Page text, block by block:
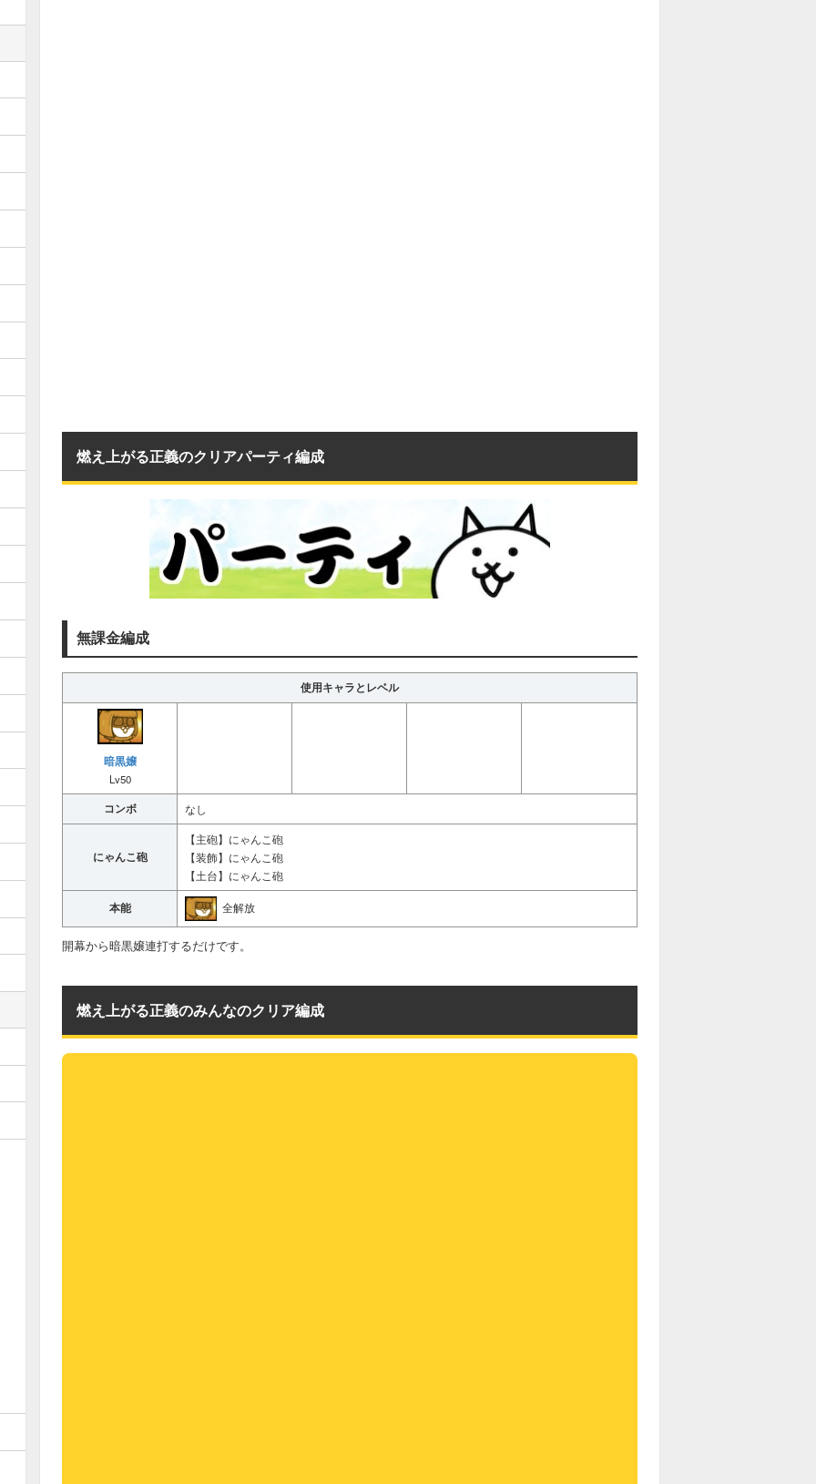
燃え上がる正義のクリアパーティ編成
無課金編成
使用キャラとレベル
暗黒嬢
Lv50
コンボ なし
にゃんこ砲
【主砲】にゃんこ砲
【装飾】にゃんこ砲
【土台】にゃんこ砲
本能 全解放
開幕から暗黒嬢連打するだけです。
燃え上がる正義のみんなのクリア編成